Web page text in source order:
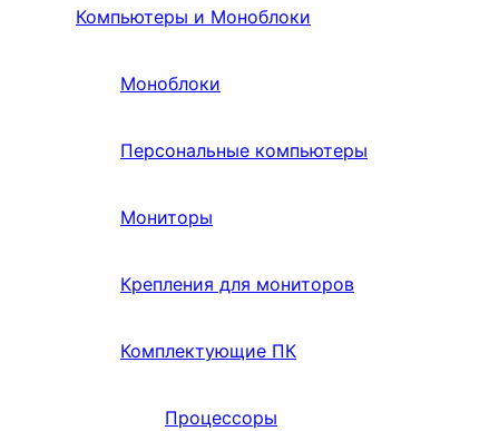
Компьютеры и Моноблоки
Моноблоки
Персональные компьютеры
Мониторы
Крепления для мониторов
Комплектующие ПК
Процессоры